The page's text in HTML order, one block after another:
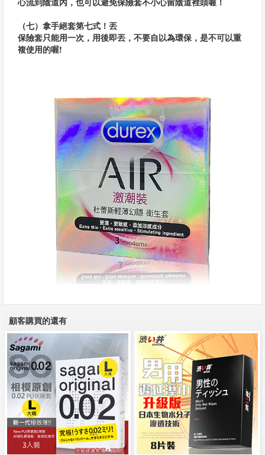
（七）拿手絕套第七式！丟
保險套只能用一次，用後即丟，不要自以為環保，是不可以重
複使用的喔!
顧客購買的還有